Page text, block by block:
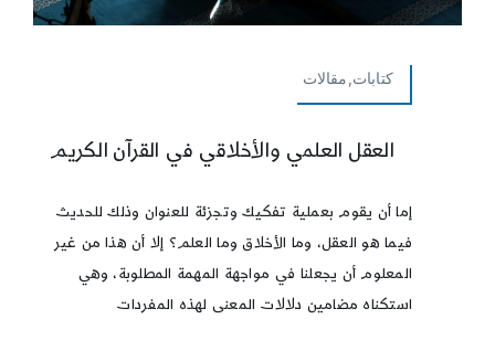
كتابات,مقالات
العقل العلمي والأخلاقي في القرآن الكريم
إما أن يقوم بعملية تفكيك وتجزئة للعنوان وذلك للحديث
فيما هو العقل، وما الأخلاق وما العلم؟ إلا أن هذا من غير
المعلوم أن يجعلنا في مواجهة المهمة المطلوبة، وهي
استكناه مضامين دلالات المعنى لهذه المفردات